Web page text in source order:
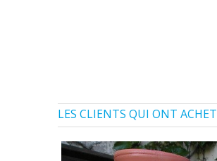
LES CLIENTS QUI ONT